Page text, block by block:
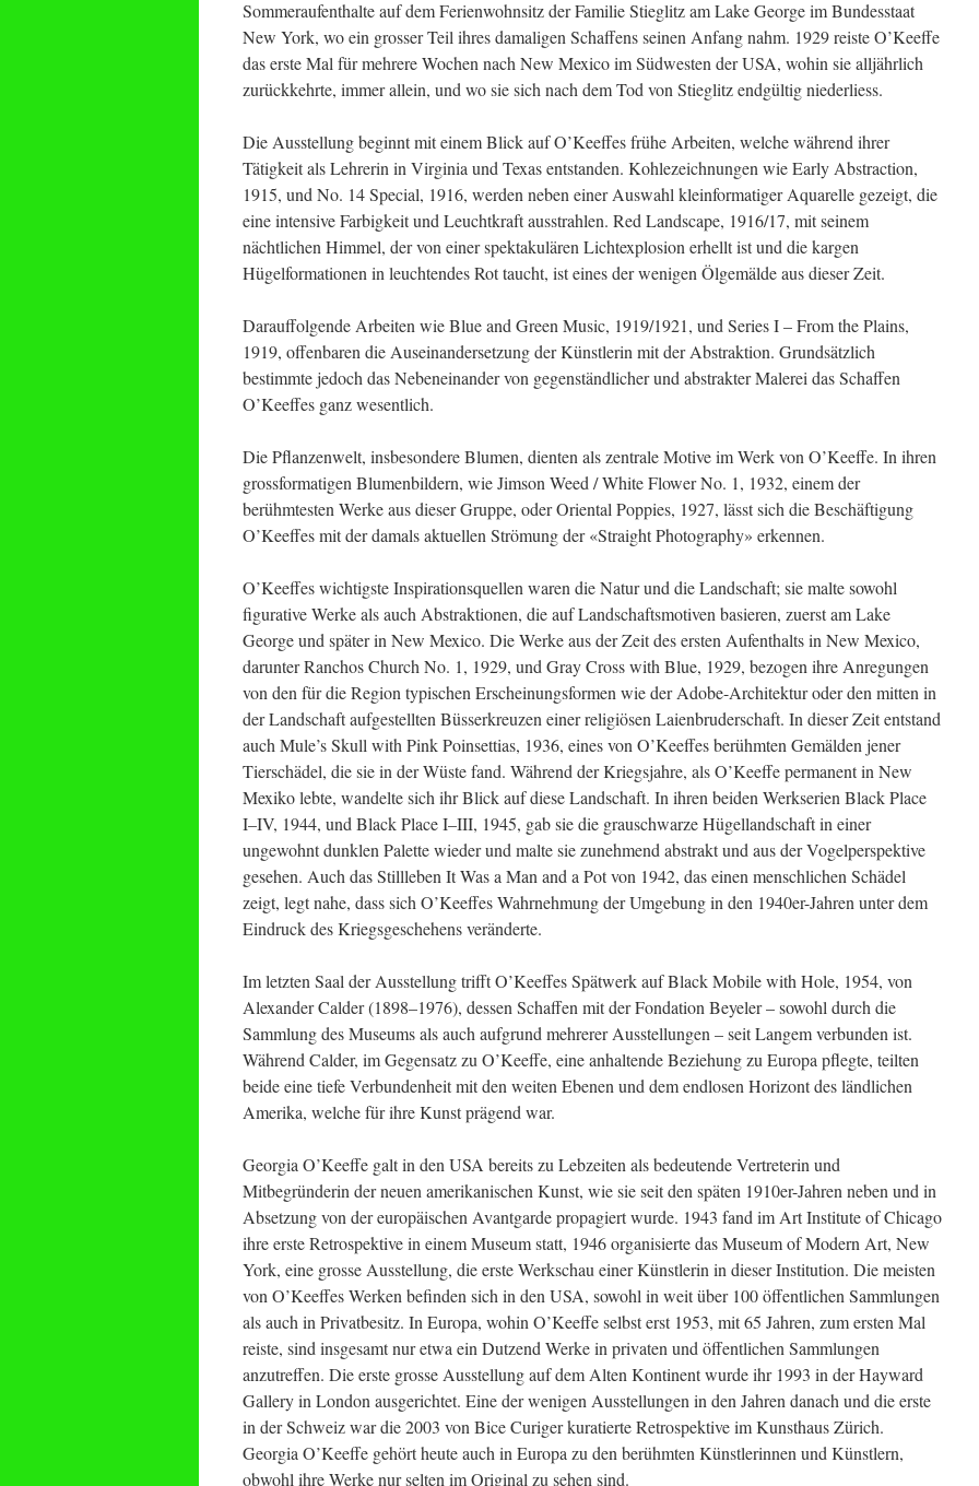
Sommeraufenthalte auf dem Ferienwohnsitz der Familie Stieglitz am Lake George im Bundesstaat
New York, wo ein grosser Teil ihres damaligen Schaffens seinen Anfang nahm. 1929 reiste O’Keeffe
das erste Mal für mehrere Wochen nach New Mexico im Südwesten der USA, wohin sie alljährlich
zurückkehrte, immer allein, und wo sie sich nach dem Tod von Stieglitz endgültig niederliess.
Die Ausstellung beginnt mit einem Blick auf O’Keeffes frühe Arbeiten, welche während ihrer
Tätigkeit als Lehrerin in Virginia und Texas entstanden. Kohlezeichnungen wie Early Abstraction,
1915, und No. 14 Special, 1916, werden neben einer Auswahl kleinformatiger Aquarelle gezeigt, die
eine intensive Farbigkeit und Leuchtkraft ausstrahlen. Red Landscape, 1916/17, mit seinem
nächtlichen Himmel, der von einer spektakulären Lichtexplosion erhellt ist und die kargen
Hügelformationen in leuchtendes Rot taucht, ist eines der wenigen Ölgemälde aus dieser Zeit.
Darauffolgende Arbeiten wie Blue and Green Music, 1919/1921, und Series I – From the Plains,
1919, offenbaren die Auseinandersetzung der Künstlerin mit der Abstraktion. Grundsätzlich
bestimmte jedoch das Nebeneinander von gegenständlicher und abstrakter Malerei das Schaffen
O’Keeffes ganz wesentlich.
Die Pflanzenwelt, insbesondere Blumen, dienten als zentrale Motive im Werk von O’Keeffe. In ihren
grossformatigen Blumenbildern, wie Jimson Weed / White Flower No. 1, 1932, einem der
berühmtesten Werke aus dieser Gruppe, oder Oriental Poppies, 1927, lässt sich die Beschäftigung
O’Keeffes mit der damals aktuellen Strömung der «Straight Photography» erkennen.
O’Keeffes wichtigste Inspirationsquellen waren die Natur und die Landschaft; sie malte sowohl
figurative Werke als auch Abstraktionen, die auf Landschaftsmotiven basieren, zuerst am Lake
George und später in New Mexico. Die Werke aus der Zeit des ersten Aufenthalts in New Mexico,
darunter Ranchos Church No. 1, 1929, und Gray Cross with Blue, 1929, bezogen ihre Anregungen
von den für die Region typischen Erscheinungsformen wie der Adobe-Architektur oder den mitten in
der Landschaft aufgestellten Büsserkreuzen einer religiösen Laienbruderschaft. In dieser Zeit entstand
auch Mule’s Skull with Pink Poinsettias, 1936, eines von O’Keeffes berühmten Gemälden jener
Tierschädel, die sie in der Wüste fand. Während der Kriegsjahre, als O’Keeffe permanent in New
Mexiko lebte, wandelte sich ihr Blick auf diese Landschaft. In ihren beiden Werkserien Black Place
I–IV, 1944, und Black Place I–III, 1945, gab sie die grauschwarze Hügellandschaft in einer
ungewohnt dunklen Palette wieder und malte sie zunehmend abstrakt und aus der Vogelperspektive
gesehen. Auch das Stillleben It Was a Man and a Pot von 1942, das einen menschlichen Schädel
zeigt, legt nahe, dass sich O’Keeffes Wahrnehmung der Umgebung in den 1940er-Jahren unter dem
Eindruck des Kriegsgeschehens veränderte.
Im letzten Saal der Ausstellung trifft O’Keeffes Spätwerk auf Black Mobile with Hole, 1954, von
Alexander Calder (1898–1976), dessen Schaffen mit der Fondation Beyeler – sowohl durch die
Sammlung des Museums als auch aufgrund mehrerer Ausstellungen – seit Langem verbunden ist.
Während Calder, im Gegensatz zu O’Keeffe, eine anhaltende Beziehung zu Europa pflegte, teilten
beide eine tiefe Verbundenheit mit den weiten Ebenen und dem endlosen Horizont des ländlichen
Amerika, welche für ihre Kunst prägend war.
Georgia O’Keeffe galt in den USA bereits zu Lebzeiten als bedeutende Vertreterin und
Mitbegründerin der neuen amerikanischen Kunst, wie sie seit den späten 1910er-Jahren neben und in
Absetzung von der europäischen Avantgarde propagiert wurde. 1943 fand im Art Institute of Chicago
ihre erste Retrospektive in einem Museum statt, 1946 organisierte das Museum of Modern Art, New
York, eine grosse Ausstellung, die erste Werkschau einer Künstlerin in dieser Institution. Die meisten
von O’Keeffes Werken befinden sich in den USA, sowohl in weit über 100 öffentlichen Sammlungen
als auch in Privatbesitz. In Europa, wohin O’Keeffe selbst erst 1953, mit 65 Jahren, zum ersten Mal
reiste, sind insgesamt nur etwa ein Dutzend Werke in privaten und öffentlichen Sammlungen
anzutreffen. Die erste grosse Ausstellung auf dem Alten Kontinent wurde ihr 1993 in der Hayward
Gallery in London ausgerichtet. Eine der wenigen Ausstellungen in den Jahren danach und die erste
in der Schweiz war die 2003 von Bice Curiger kuratierte Retrospektive im Kunsthaus Zürich.
Georgia O’Keeffe gehört heute auch in Europa zu den berühmten Künstlerinnen und Künstlern,
obwohl ihre Werke nur selten im Original zu sehen sind.